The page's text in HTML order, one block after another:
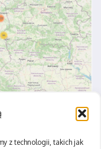
z technologii, takich jak